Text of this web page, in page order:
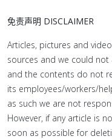
免责声明 DISCLAIMER
Articles, pictures and
sources and we could
and the contents do not
its employees/workers/
as such we are not
However, if any article is
soon as possible for